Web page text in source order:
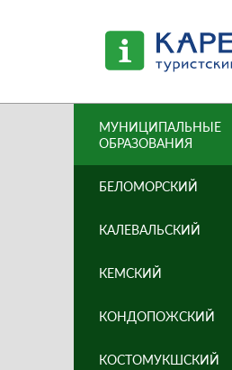
МУНИЦИПАЛЬНЫЕ
ОБРАЗОВАНИЯ
БЕЛОМОРСКИЙ
КАЛЕВАЛЬСКИЙ
КЕМСКИЙ
КОНДОПОЖСКИЙ
КОСТОМУКШСКИЙ